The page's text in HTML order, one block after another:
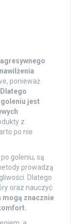
ponieważ
Dlatego
jest
z
po nie
goleniu, są
prowadzą
Dlatego
oraz nauczyć
mogą znacznie